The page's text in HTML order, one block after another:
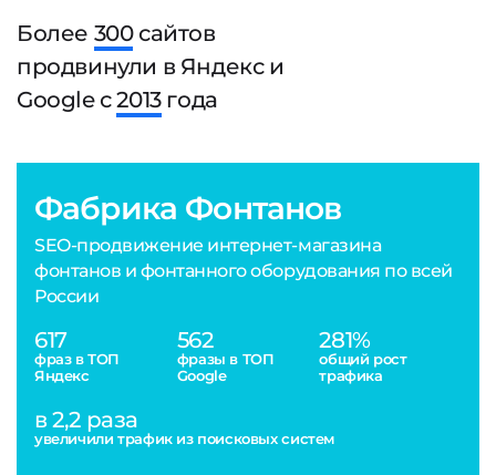
Более 300сайтов
продвинули в Яндекс и
Google с2013года
Фабрика Фонтанов
SEO-продвижение интернет-магазина
фонтанов и фонтанного оборудования по всей
России
617
фраз в ТОП
Яндекс
562
фразы в ТОП
Google
281%
общий рост
трафика
в 2,2 раза
увеличили трафик из поисковых систем